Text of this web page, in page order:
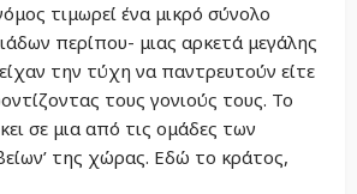
τιμωρεί ένα μικρό σύνολο
περίπου- μιας αρκετά μεγάλης
την τύχη να παντρευτούν είτε
τους γονιούς τους. Το
σε μια από τις ομάδες των
της χώρας. Εδώ το κράτος,